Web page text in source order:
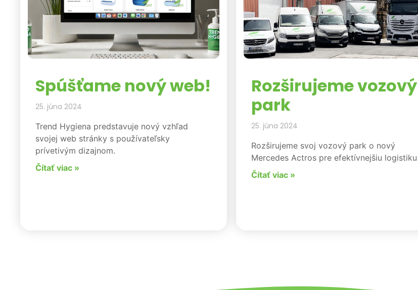
Spúšťame nový web!
25. júna 2024
Trend Hygiena predstavuje nový vzhľad
svojej web stránky s používateľsky
prívetivým dizajnom.
Čítať viac »
Rozširujeme vozový
park
25. júna 2024
Rozširujeme svoj vozový park o nový
Mercedes Actros pre efektívnejšiu logistiku
Čítať viac »